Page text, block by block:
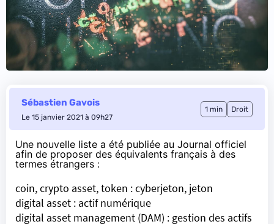
Sébastien Gavois
Le 15 janvier 2021 à 09h27
1 min Droit
Une nouvelle liste a été publiée au Journal officiel
afin de proposer des équivalents français à des
termes étrangers :
coin, crypto asset, token : cyberjeton, jeton
digital asset : actif numérique
digital asset management (DAM) : gestion des actifs